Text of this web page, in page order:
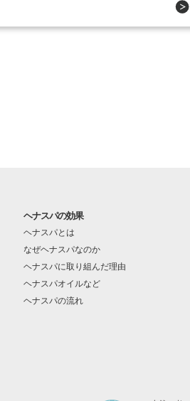
ヘナスパの効果
ヘナスパとは
なぜヘナスパなのか
ヘナスパに取り組んだ理由
ヘナスパオイルなど
ヘナスパの流れ